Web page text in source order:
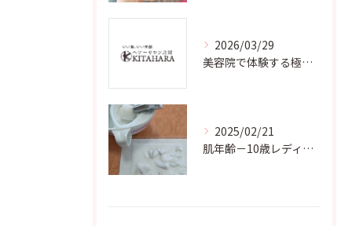
2026/03/29
美容院で体験する極上お顔剃り美容法
2025/02/21
肌年齢－10歳レディースシェービング